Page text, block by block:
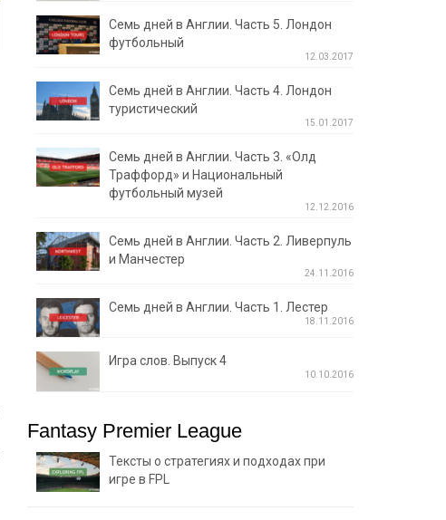
Семь дней в Англии. Часть 5. Лондон
футбольный
12.03.2017
Семь дней в Англии. Часть 4. Лондон
туристический
15.01.2017
Семь дней в Англии. Часть 3. «Олд
Траффорд» и Национальный
футбольный музей
12.12.2016
Семь дней в Англии. Часть 2. Ливерпуль
и Манчестер
24.11.2016
Семь дней в Англии. Часть 1. Лестер
18.11.2016
Игра слов. Выпуск 4
10.10.2016
Fantasy Premier League
Тексты о стратегиях и подходах при
игре в FPL